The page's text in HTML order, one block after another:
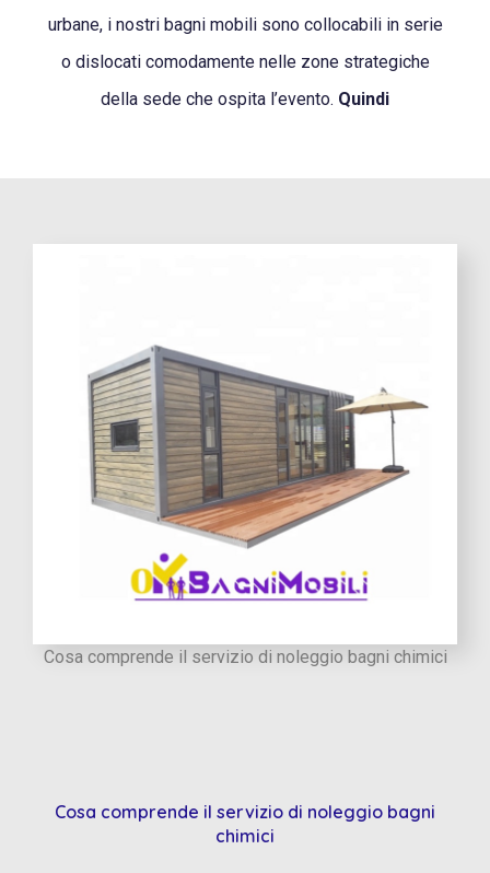
urbane, i nostri bagni mobili sono collocabili in serie
o dislocati comodamente nelle zone strategiche
della sede che ospita l’evento. Quindi
Cosa comprende il servizio di noleggio bagni
chimici
Cosa comprende il servizio di noleggio bagni chimici